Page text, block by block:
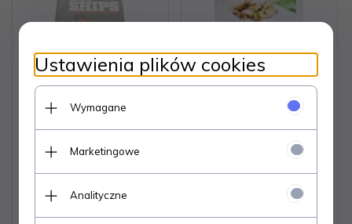
wysyłka w 24h (dni
robocze)
KUCHNI 3/3 NA
wysyłka w 24h (dni
robocze)
Ustawienia plików cookies
Wymagane
Marketingowe
Analityczne